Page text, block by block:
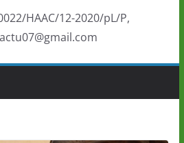
HAAC/12-2020/pL/P,